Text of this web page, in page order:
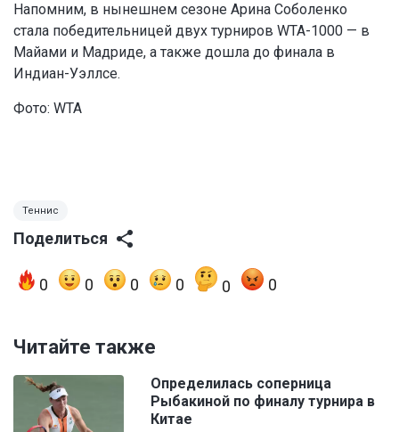
Напомним, в нынешнем сезоне Арина Соболенко
стала победительницей двух турниров WTA-1000 — в
Майами и Мадриде, а также дошла до финала в
Индиан-Уэллсе.
Фото: WTA
Теннис
Поделиться
0 0 0 0 0 0
Читайте также
Определилась соперница
Рыбакиной по финалу турнира в
Китае